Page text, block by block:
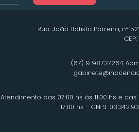
Rua: João Batista Parreira, nº
(67) 9 98737264
Atendimento das 07:00 hs às 11:00 hs e das
17:00 hs - CNPJ: